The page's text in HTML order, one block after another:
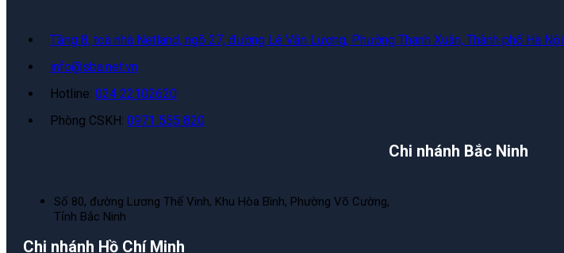
Tầng 8, toà nhà Netland, ngõ 27, đường Lê Văn Lương, Phường Thanh Xuân, Thành phố Hà Nội
info@sba.net.vn
Hotline: 024 22102620
Phòng CSKH: 0971 555 820
Chi nhánh Bắc Ninh
Số 80, đường Lương Thế Vinh, Khu Hòa Bình, Phường Võ Cường,
Tỉnh Bắc Ninh
Chi nhánh Hồ Chí Minh